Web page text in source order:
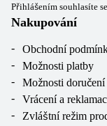
Přihlášením souhlasíte se
Nakupování
Obchodní
Možnosti platby
Možnosti doručení
Vrácení a
Zvláštní režim